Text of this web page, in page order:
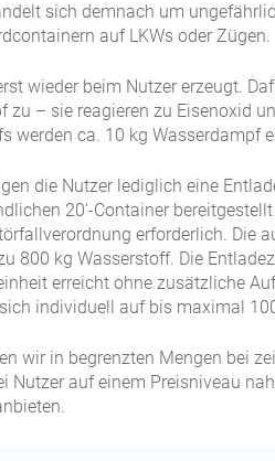
sich demnach um
auf LKWs oder Zügen.
wieder beim Nutzer erzeugt.
zu – sie reagieren zu Eisenoxid
werden ca. 10 kg Wasserdampf
die Nutzer lediglich eine
20‘-Container
erforderlich. Die
800 kg Wasserstoff. Die
erreicht ohne zusätzliche
individuell auf bis maximal
wir in begrenzten Mengen bei
Nutzer auf einem Preisniveau